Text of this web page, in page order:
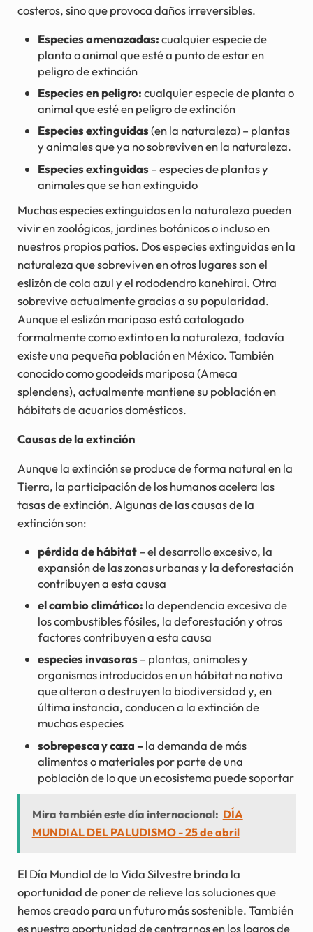
costeros, sino que provoca daños irreversibles.
Especies amenazadas:cualquier especie de
planta o animal que esté a punto de estar en
peligro de extinción
Especies en peligro:cualquier especie de planta o
animal que esté en peligro de extinción
Especies extinguidas(en la naturaleza) – plantas
y animales que ya no sobreviven en la naturaleza.
Especies extinguidas – especies de plantas y
animales que se han extinguido
Muchas especies extinguidas en la naturaleza pueden
vivir en zoológicos, jardines botánicos o incluso en
nuestros propios patios. Dos especies extinguidas en la
naturaleza que sobreviven en otros lugares son el
eslizón de cola azul y el rododendro kanehirai. Otra
sobrevive actualmente gracias a su popularidad.
Aunque el eslizón mariposa está catalogado
formalmente como extinto en la naturaleza, todavía
existe una pequeña población en México. También
conocido como goodeids mariposa (Ameca
splendens), actualmente mantiene su población en
hábitats de acuarios domésticos.
Causas de la extinción
Aunque la extinción se produce de forma natural en la
Tierra, la participación de los humanos acelera las
tasas de extinción. Algunas de las causas de la
extinción son:
pérdida de hábitat– el desarrollo excesivo, la
expansión de las zonas urbanas y la deforestación
contribuyen a esta causa
el cambio climático: la dependencia excesiva de
los combustibles fósiles, la deforestación y otros
factores contribuyen a esta causa
especies invasoras – plantas, animales y
organismos introducidos en un hábitat no nativo
que alteran o destruyen la biodiversidad y, en
última instancia, conducen a la extinción de
muchas especies
sobrepesca y caza –la demanda de más
alimentos o materiales por parte de una
población de lo que un ecosistema puede soportar
Mira también este día internacional: DÍA
MUNDIAL DEL PALUDISMO - 25 de abril
El Día Mundial de la Vida Silvestre brinda la
oportunidad de poner de relieve las soluciones que
hemos creado para un futuro más sostenible. También
es nuestra oportunidad de centrarnos en los logros de